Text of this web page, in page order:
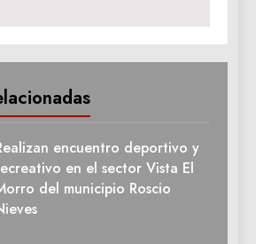
encuentro deportivo y
en el sector Vista El
del municipio Roscio